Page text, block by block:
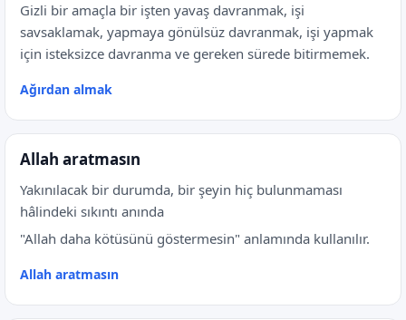
Gizli bir amaçla bir işten yavaş davranmak, işi
savsaklamak, yapmaya gönülsüz davranmak, işi yapmak
için isteksizce davranma ve gereken sürede bitirmemek.
Ağırdan almak
Allah aratmasın
Yakınılacak bir durumda, bir şeyin hiç bulunmaması
hâlindeki sıkıntı anında
"Allah daha kötüsünü göstermesin" anlamında kullanılır.
Allah aratmasın